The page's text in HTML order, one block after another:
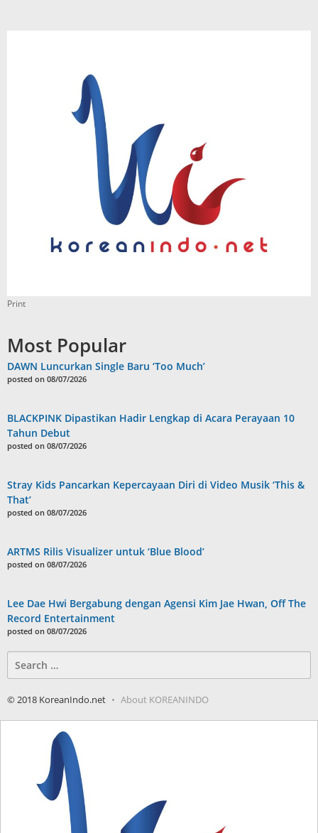
Print
Most Popular
DAWN Luncurkan Single Baru ‘Too Much’
posted on 08/07/2026
BLACKPINK Dipastikan Hadir Lengkap di Acara Perayaan 10
Tahun Debut
posted on 08/07/2026
Stray Kids Pancarkan Kepercayaan Diri di Video Musik ‘This &
That’
posted on 08/07/2026
ARTMS Rilis Visualizer untuk ‘Blue Blood’
posted on 08/07/2026
Lee Dae Hwi Bergabung dengan Agensi Kim Jae Hwan, Off The
Record Entertainment
posted on 08/07/2026
for:
© 2018 KoreanIndo.net About KOREANINDO